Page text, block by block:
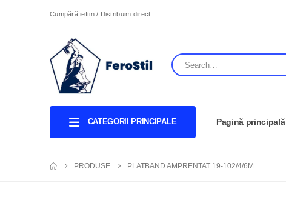
Cumpără ieftin / Distribuim direct
CATEGORII PRINCIPALE Pagină principală
PRODUSE PLATBAND AMPRENTAT 19-102/4/6M